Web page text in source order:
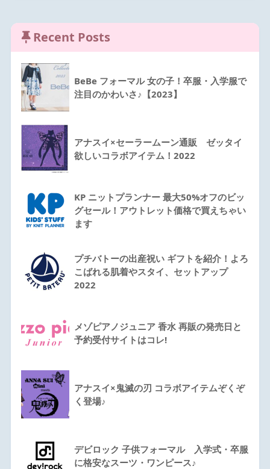
Recent Posts
BeBe フォーマル 女の子！卒服・入学服で
注目のかわいさ♪【2023】
アナスイ×セーラームーン通販 ゼッタイ
欲しいコラボアイテム！2022
KP ニットプランナー 最大50%オフのビッ
グセール！アウトレット価格で買えちゃい
ます
プチバトーの出産祝い ギフトを紹介！よろ
こばれる肌着やスタイ、セットアップ
2022
メゾピアノジュニア 香水 再販の発売日と
予約受付サイトはコレ!
アナスイ×鬼滅の刃 コラボアイテムぞくぞ
く登場♪
デビロック 子供フォーマル 入学式・卒服
に格安なスーツ・ワンピース♪